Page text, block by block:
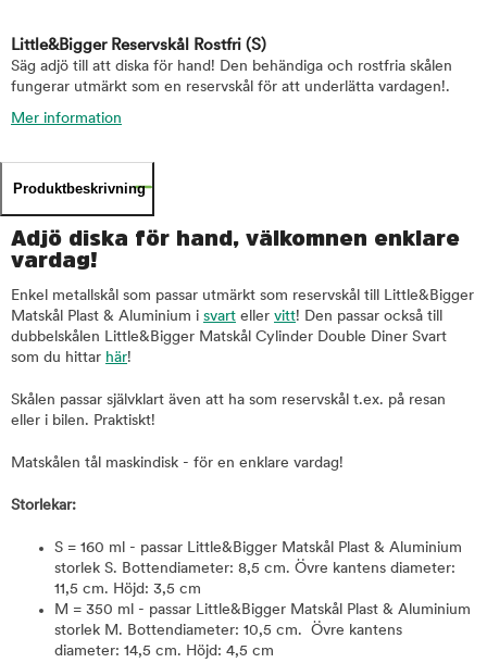
Little&Bigger Reservskål Rostfri (S)
Säg adjö till att diska för hand! Den behändiga och rostfria skålen
fungerar utmärkt som en reservskål för att underlätta vardagen!.
Mer information
Produktbeskrivning
Adjö diska för hand, välkomnen enklare
vardag!
Enkel metallskål som passar utmärkt som reservskål till Little&Bigger
Matskål Plast & Aluminium i svart eller vitt! Den passar också till
dubbelskålen Little&Bigger Matskål Cylinder Double Diner Svart
som du hittar här!
Skålen passar självklart även att ha som reservskål t.ex. på resan
eller i bilen. Praktiskt!
Matskålen tål maskindisk - för en enklare vardag!
Storlekar:
S = 160 ml - passar Little&Bigger Matskål Plast & Aluminium
storlek S. Bottendiameter: 8,5 cm. Övre kantens diameter:
11,5 cm. Höjd: 3,5 cm
M = 350 ml - passar Little&Bigger Matskål Plast & Aluminium
storlek M. Bottendiameter: 10,5 cm. Övre kantens
diameter: 14,5 cm. Höjd: 4,5 cm